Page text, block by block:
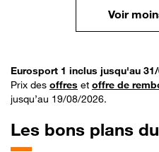
Voir
Eurosport 1 inclus jusqu'au
Prix des offres et offre de
jusqu’au 19/08/2026.
Les bons plans